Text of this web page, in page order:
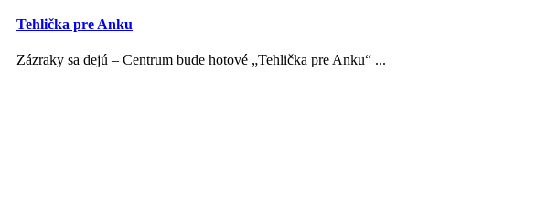
Tehlička pre Anku
Zázraky sa dejú – Centrum bude hotové „Tehlička pre Anku“ ...